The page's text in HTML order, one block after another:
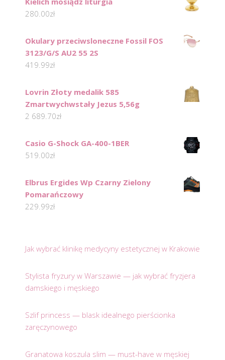
280.00zł
Okulary przeciwsloneczne Fossil FOS
3123/G/S AU2 55 2S
419.99zł
Lovrin Złoty medalik 585
Zmartwychwstały Jezus 5,56g
2 689.70zł
Casio G-Shock GA-400-1BER
519.00zł
Elbrus Ergides Wp Czarny Zielony
Pomarańczowy
229.99zł
Jak wybrać klinikę medycyny estetycznej w Krakowie
Stylista fryzury w Warszawie — jak wybrać fryzjera
damskiego i męskiego
Szlif princess — blask idealnego pierścionka
zaręczynowego
Granatowa koszula slim — must-have w męskiej